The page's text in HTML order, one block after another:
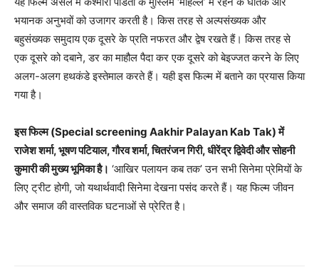
भयानक अनुभवों को उजागर करती है। किस तरह से अल्पसंख्यक और
बहुसंख्यक समुदाय एक दूसरे के प्रति नफरत और द्वेष रखते हैं। किस तरह से
एक दूसरे को दबाने, डर का माहौल पैदा कर एक दूसरे को बेइज्जत करने के लिए
अलग-अलग हथकंडे इस्तेमाल करते हैं। यही इस फिल्म में बताने का प्रयास किया
गया है।
इस फिल्म (Special screening Aakhir Palayan Kab Tak) में
राजेश शर्मा, भूषण पटियाल, गौरव शर्मा, चितरंजन गिरी, धीरेंद्र द्विवेदी और सोहनी
कुमारी की मुख्य भूमिका है। ‘आखिर पलायन कब तक’ उन सभी सिनेमा प्रेमियों के
लिए ट्रीट होगी, जो यथार्थवादी सिनेमा देखना पसंद करते हैं। यह फिल्म जीवन
और समाज की वास्तविक घटनाओं से प्रेरित है।